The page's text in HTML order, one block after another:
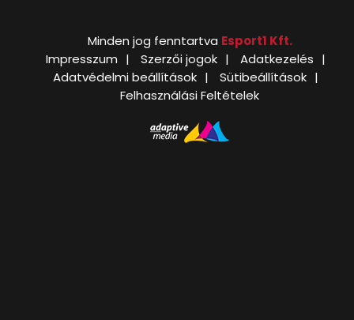
Minden jog fenntartva Esport1 Kft.
Impresszum
Szerzői jogok
Adatkezelés
Adatvédelmi beállítások
Sütibeállítások
Felhasználási Feltételek